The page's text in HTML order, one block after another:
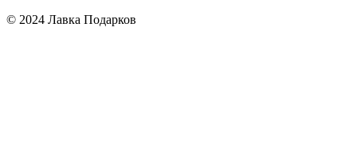
© 2024 Лавка Подарков